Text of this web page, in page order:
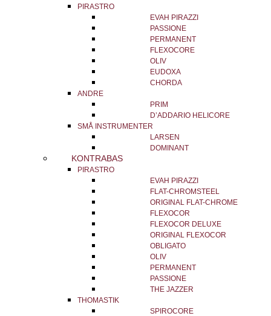
PIRASTRO
EVAH PIRAZZI
PASSIONE
PERMANENT
FLEXOCORE
OLIV
EUDOXA
CHORDA
ANDRE
PRIM
D’ADDARIO HELICORE
SMÅ INSTRUMENTER
LARSEN
DOMINANT
KONTRABAS
PIRASTRO
EVAH PIRAZZI
FLAT-CHROMSTEEL
ORIGINAL FLAT-CHROME
FLEXOCOR
FLEXOCOR DELUXE
ORIGINAL FLEXOCOR
OBLIGATO
OLIV
PERMANENT
PASSIONE
THE JAZZER
THOMASTIK
SPIROCORE